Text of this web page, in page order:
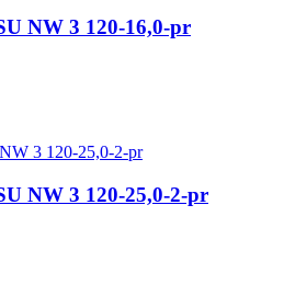
NW 3 120-16,0-pr
NW 3 120-25,0-2-pr